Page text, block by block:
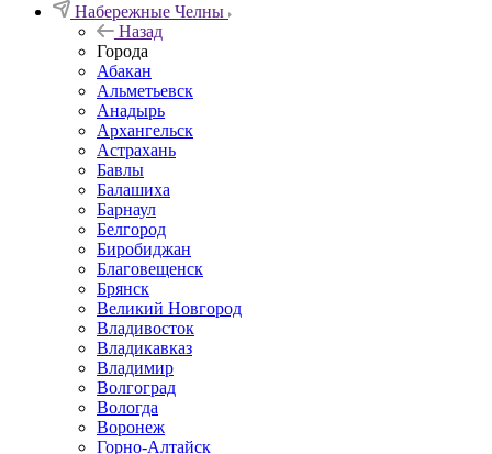
Набережные Челны
Назад
Города
Абакан
Альметьевск
Анадырь
Архангельск
Астрахань
Бавлы
Балашиха
Барнаул
Белгород
Биробиджан
Благовещенск
Брянск
Великий Новгород
Владивосток
Владикавказ
Владимир
Волгоград
Вологда
Воронеж
Горно-Алтайск